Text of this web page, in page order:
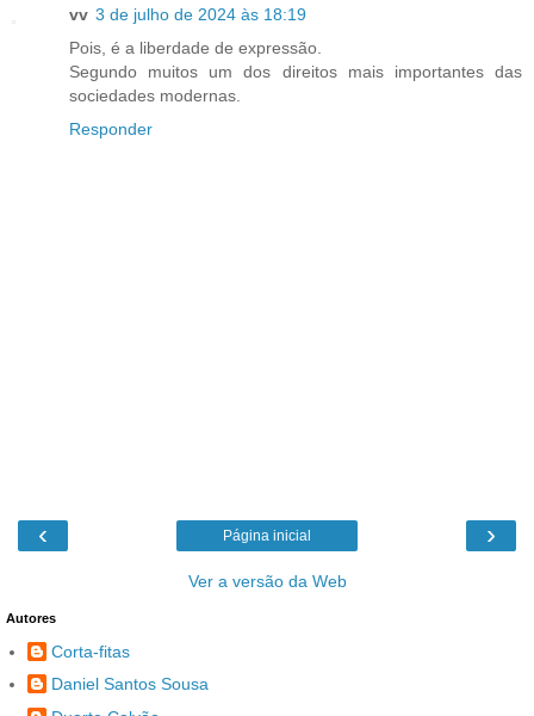
vv 3 de julho de 2024 às 18:19
Pois, é a liberdade de expressão.
Segundo muitos um dos direitos mais importantes das
sociedades modernas.
Responder
‹ ›
Página inicial
Ver a versão da Web
Autores
Corta-fitas
Daniel Santos Sousa